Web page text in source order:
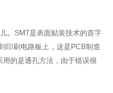
。SMT是表面贴装技术的首字
印刷电路板上，这是PCB制造
的是通孔方法，由于错误很